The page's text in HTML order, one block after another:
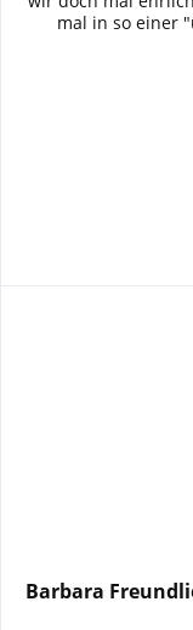
mal in so einer
Barbara